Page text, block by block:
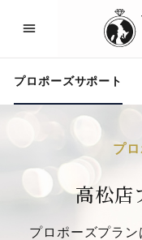
プロポーズサポート
プ
高松店
プロポーズプラ
プロポーズサポ